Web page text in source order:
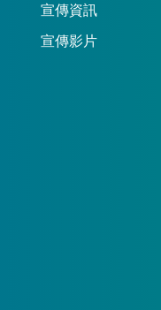
宣傳資訊
宣傳影片